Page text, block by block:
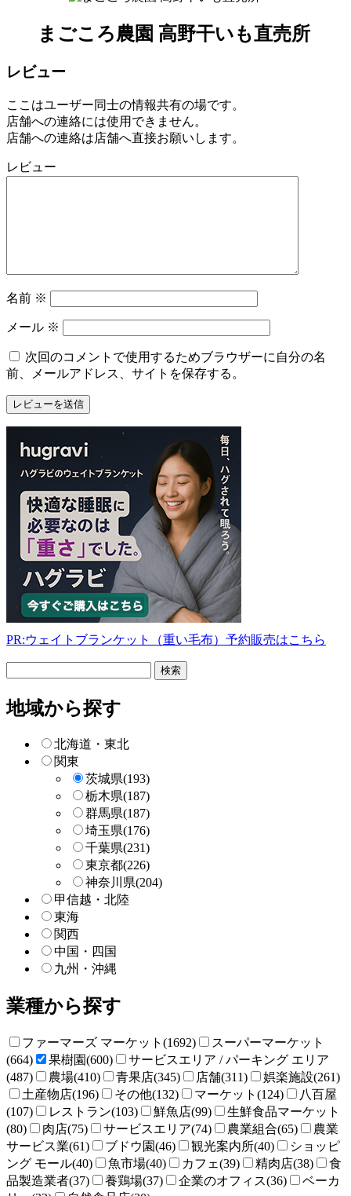
2022
8
月
14
2022
年
直
まごころ農園 高野干いも直売所
レビュー
ここはユーザー同士の情報共有の場です。
店舗への連絡には使用できません。
店舗への連絡は店舗へ直接お願いします。
レビュー
名前 ※
メール ※
次回のコメントで使用するためブラウザーに自分の名
前、メールアドレス、サイトを保存する。
PR:ウェイトブランケット（重い毛布）予約販売はこちら
ー
検
地域から探す
北海道・東北
関東
茨城県(193)
栃木県(187)
群馬県(187)
埼玉県(176)
千葉県(231)
東京都(226)
神奈川県(204)
甲信越・北陸
東海
関西
中国・四国
九州・沖縄
業種から探す
ファーマーズ マーケット(1692)
スーパーマーケット
(664)
果樹園(600)
サービスエリア / パーキング エリア
(487)
農場(410) 青果店(345) 店舗(311)
娯楽施設(261)
土産物店(196)
その他(132) マーケット(124)
八百屋
(107)
レストラン(103) 鮮魚店(99)
生鮮食品マーケット
(80)
肉店(75) サービスエリア(74) 農業組合(65)
農業
サービス業(61)
ブドウ園(46) 観光案内所(40)
ショッピ
ング モール(40)
魚市場(40) カフェ(39) 精肉店(38)
食
品製造業者(37)
養鶏場(37) 企業のオフィス(36)
ベーカ